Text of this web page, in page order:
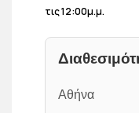
τις 12:00μ.μ.
Αθήνα